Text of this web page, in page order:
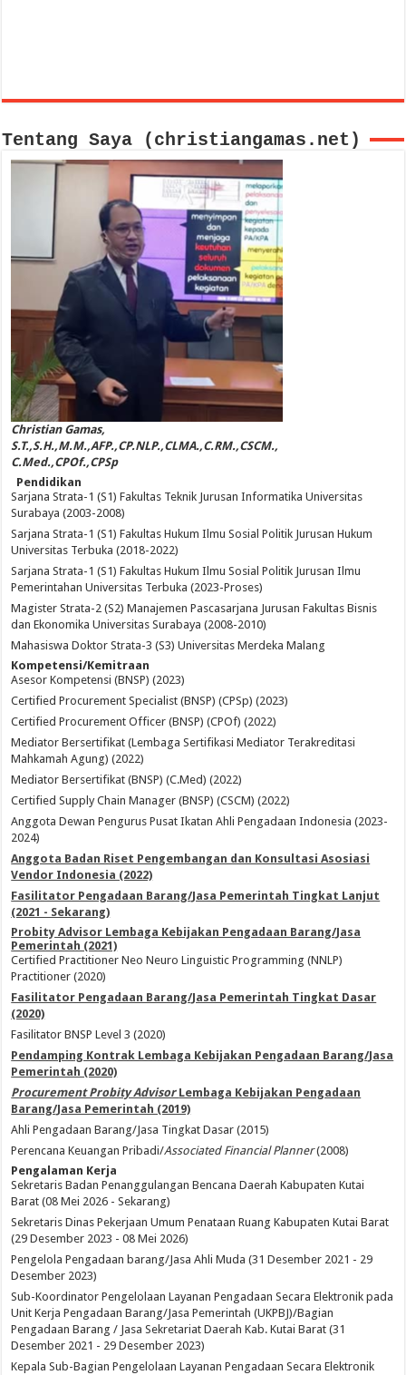
Tentang Saya (christiangamas.net)
Christian Gamas,
S.T.,S.H.,M.M.,AFP.,CP.NLP.,CLMA.,C.RM.,CSCM.,
C.Med.,CPOf.,CPSp
Pendidikan
Sarjana Strata-1 (S1) Fakultas Teknik Jurusan Informatika Universitas
Surabaya (2003-2008)
Sarjana Strata-1 (S1) Fakultas Hukum Ilmu Sosial Politik Jurusan Hukum
Universitas Terbuka (2018-2022)
Sarjana Strata-1 (S1) Fakultas Hukum Ilmu Sosial Politik Jurusan Ilmu
Pemerintahan Universitas Terbuka (2023-Proses)
Magister Strata-2 (S2) Manajemen Pascasarjana Jurusan Fakultas Bisnis
dan Ekonomika Universitas Surabaya (2008-2010)
Mahasiswa Doktor Strata-3 (S3) Universitas Merdeka Malang
Kompetensi/Kemitraan
Asesor Kompetensi (BNSP) (2023)
Certified Procurement Specialist (BNSP) (CPSp) (2023)
Certified Procurement Officer (BNSP) (CPOf) (2022)
Mediator Bersertifikat (Lembaga Sertifikasi Mediator Terakreditasi
Mahkamah Agung) (2022)
Mediator Bersertifikat (BNSP) (C.Med) (2022)
Certified Supply Chain Manager (BNSP) (CSCM) (2022)
Anggota Dewan Pengurus Pusat Ikatan Ahli Pengadaan Indonesia (2023-
2024)
Anggota Badan Riset Pengembangan dan Konsultasi Asosiasi
Vendor Indonesia (2022)
Fasilitator Pengadaan Barang/Jasa Pemerintah Tingkat Lanjut
(2021 - Sekarang)
Probity Advisor Lembaga Kebijakan Pengadaan Barang/Jasa
Pemerintah (2021)
Certified Practitioner Neo Neuro Linguistic Programming (NNLP)
Practitioner (2020)
Fasilitator Pengadaan Barang/Jasa Pemerintah Tingkat Dasar
(2020)
Fasilitator BNSP Level 3 (2020)
Pendamping Kontrak Lembaga Kebijakan Pengadaan Barang/Jasa
Pemerintah (2020)
Procurement Probity Advisor Lembaga Kebijakan Pengadaan
Barang/Jasa Pemerintah (2019)
Ahli Pengadaan Barang/Jasa Tingkat Dasar (2015)
Perencana Keuangan Pribadi/Associated Financial Planner(2008)
Pengalaman Kerja
Sekretaris Badan Penanggulangan Bencana Daerah Kabupaten Kutai
Barat (08 Mei 2026 - Sekarang)
Sekretaris Dinas Pekerjaan Umum Penataan Ruang Kabupaten Kutai Barat
(29 Desember 2023 - 08 Mei 2026)
Pengelola Pengadaan barang/Jasa Ahli Muda (31 Desember 2021 - 29
Desember 2023)
Sub-Koordinator Pengelolaan Layanan Pengadaan Secara Elektronik pada
Unit Kerja Pengadaan Barang/Jasa Pemerintah (UKPBJ)/Bagian
Pengadaan Barang / Jasa Sekretariat Daerah Kab. Kutai Barat (31
Desember 2021 - 29 Desember 2023)
Kepala Sub-Bagian Pengelolaan Layanan Pengadaan Secara Elektronik